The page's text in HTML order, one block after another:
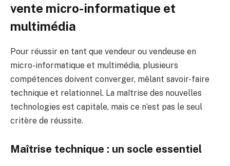
vente micro-informatique et
multimédia
Pour réussir en tant que vendeur ou vendeuse en
micro-informatique et multimédia, plusieurs
compétences doivent converger, mêlant savoir-faire
technique et relationnel. La maîtrise des nouvelles
technologies est capitale, mais ce n’est pas le seul
critère de réussite.
Maîtrise technique : un socle essentiel